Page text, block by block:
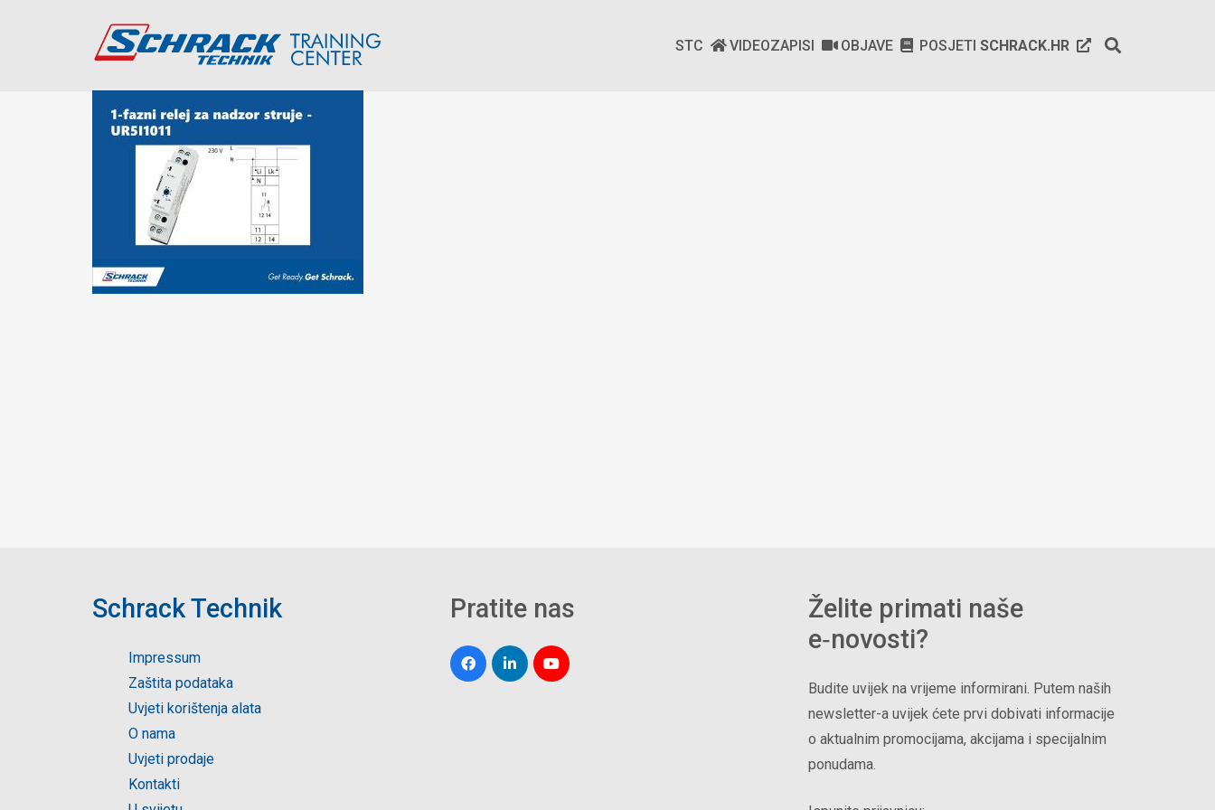
STC VIDEOZAPISI OBJAVE POSJETI SCHRACK.HR
Schrack Technik
Impressum
Zaštita podataka
Uvjeti korištenja alata
O nama
Uvjeti prodaje
Kontakti
Pratite nas
Želite primati naše
e‑novosti?
Budite uvijek na vrijeme informirani. Putem naših
newsletter-a uvijek ćete prvi dobivati informacije
o aktualnim promocijama, akcijama i specijalnim
ponudama.